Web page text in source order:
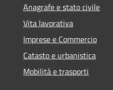
Anagrafe e stato civile
Vita lavorativa
Imprese e Commercio
Catasto e urbanistica
Mobilità e trasporti